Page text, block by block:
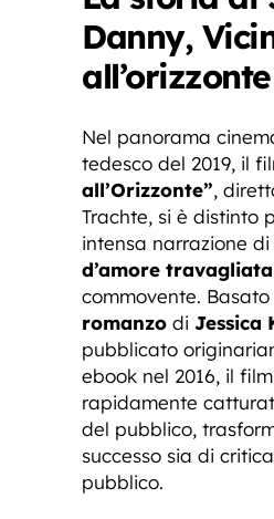
Danny,
all’orizzonte
Nel panorama
tedesco del 2019, il
all’Orizzonte”,
Trachte, si è distinto
intensa narrazione di
d’amore travagliata
commovente. Basato
romanzo di Jessica
pubblicato
ebook nel 2016, il
rapidamente
del pubblico,
successo sia di
pubblico.